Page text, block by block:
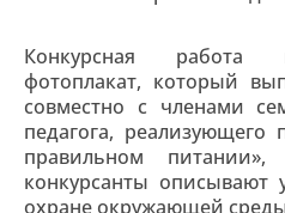
Конкурсная работа
фотоплакат, который
совместно с членами
педагога, реализующего
правильном
конкурсанты описывают
охране окружающей